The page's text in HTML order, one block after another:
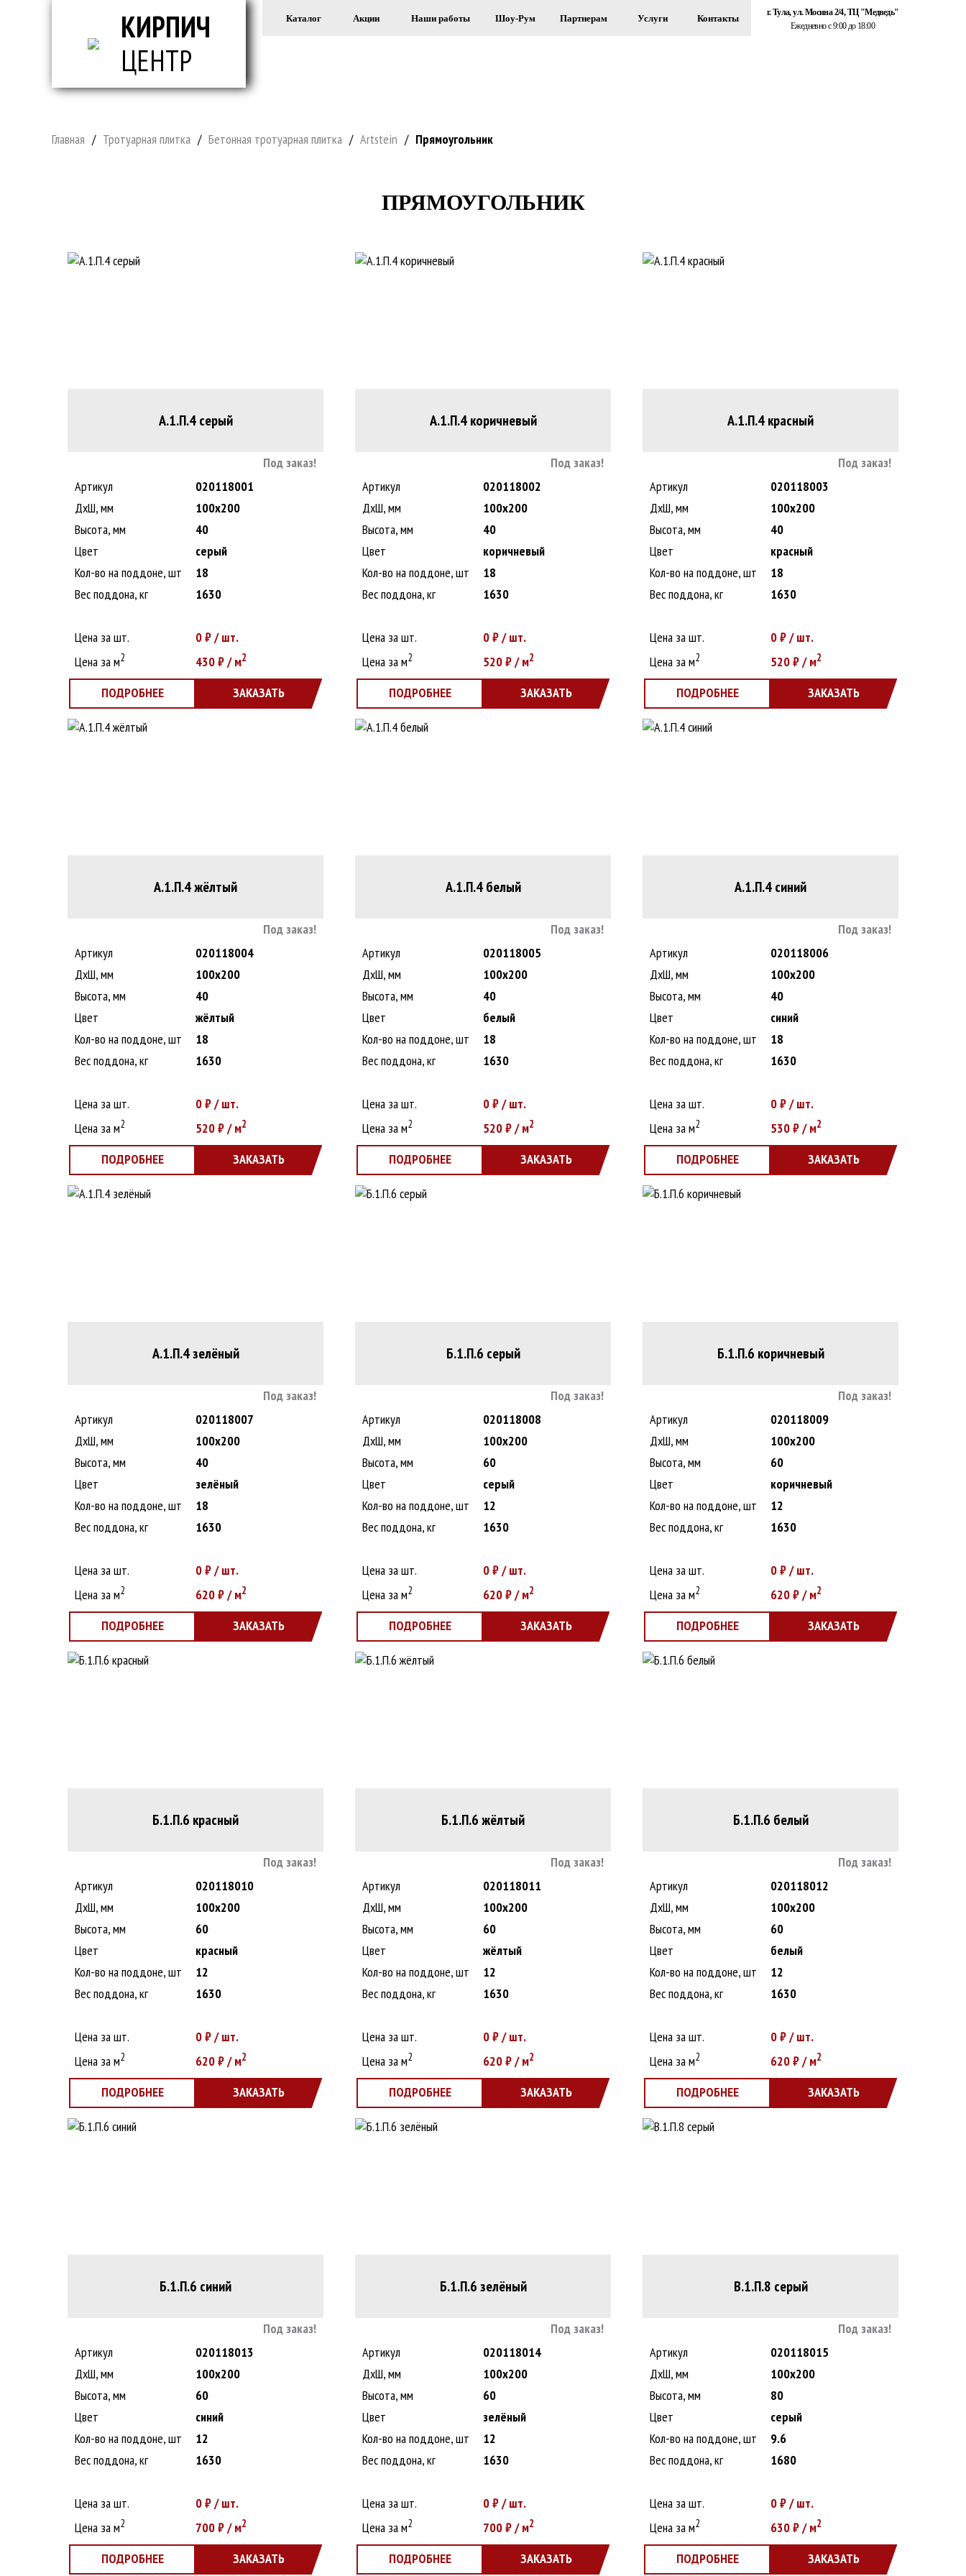
КИРПИЧ
ЦЕНТР
Каталог Акции Наши работы Шоу-Рум Партнерам Услуги Контакты
г. Тула, ул. Мосина 2/4, ТЦ "Медведь"
Ежедневно с 9:00 до 18:00
Главная / Тротуарная плитка / Бетонная тротуарная плитка / Artstein / Прямоугольник
ПРЯМОУГОЛЬНИК
А.1.П.4 серый
Под заказ!
Артикул
020118001
ДxШ, мм
100x200
Высота, мм
40
Цвет
серый
Кол-во на поддоне, шт
18
Вес поддона, кг
1630
Цена за шт. 0₽ / шт.
Цена за м2 430₽ / м2
ПОДРОБНЕЕ ЗАКАЗАТЬ
А.1.П.4 коричневый
Под заказ!
Артикул
020118002
ДxШ, мм
100x200
Высота, мм
40
Цвет
коричневый
Кол-во на поддоне, шт
18
Вес поддона, кг
1630
Цена за шт. 0₽ / шт.
Цена за м2 520₽ / м2
ПОДРОБНЕЕ ЗАКАЗАТЬ
А.1.П.4 красный
Под заказ!
Артикул
020118003
ДxШ, мм
100x200
Высота, мм
40
Цвет
красный
Кол-во на поддоне, шт
18
Вес поддона, кг
1630
Цена за шт. 0₽ / шт.
Цена за м2 520₽ / м2
ПОДРОБНЕЕ ЗАКАЗАТЬ
А.1.П.4 жёлтый
Под заказ!
Артикул
020118004
ДxШ, мм
100x200
Высота, мм
40
Цвет
жёлтый
Кол-во на поддоне, шт
18
Вес поддона, кг
1630
Цена за шт. 0₽ / шт.
Цена за м2 520₽ / м2
ПОДРОБНЕЕ ЗАКАЗАТЬ
А.1.П.4 белый
Под заказ!
Артикул
020118005
ДxШ, мм
100x200
Высота, мм
40
Цвет
белый
Кол-во на поддоне, шт
18
Вес поддона, кг
1630
Цена за шт. 0₽ / шт.
Цена за м2 520₽ / м2
ПОДРОБНЕЕ ЗАКАЗАТЬ
А.1.П.4 синий
Под заказ!
Артикул
020118006
ДxШ, мм
100x200
Высота, мм
40
Цвет
синий
Кол-во на поддоне, шт
18
Вес поддона, кг
1630
Цена за шт. 0₽ / шт.
Цена за м2 530₽ / м2
ПОДРОБНЕЕ ЗАКАЗАТЬ
А.1.П.4 зелёный
Под заказ!
Артикул
020118007
ДxШ, мм
100x200
Высота, мм
40
Цвет
зелёный
Кол-во на поддоне, шт
18
Вес поддона, кг
1630
Цена за шт. 0₽ / шт.
Цена за м2 620₽ / м2
ПОДРОБНЕЕ ЗАКАЗАТЬ
Б.1.П.6 серый
Под заказ!
Артикул
020118008
ДxШ, мм
100x200
Высота, мм
60
Цвет
серый
Кол-во на поддоне, шт
12
Вес поддона, кг
1630
Цена за шт. 0₽ / шт.
Цена за м2 620₽ / м2
ПОДРОБНЕЕ ЗАКАЗАТЬ
Б.1.П.6 коричневый
Под заказ!
Артикул
020118009
ДxШ, мм
100x200
Высота, мм
60
Цвет
коричневый
Кол-во на поддоне, шт
12
Вес поддона, кг
1630
Цена за шт. 0₽ / шт.
Цена за м2 620₽ / м2
ПОДРОБНЕЕ ЗАКАЗАТЬ
Б.1.П.6 красный
Под заказ!
Артикул
020118010
ДxШ, мм
100x200
Высота, мм
60
Цвет
красный
Кол-во на поддоне, шт
12
Вес поддона, кг
1630
Цена за шт. 0₽ / шт.
Цена за м2 620₽ / м2
ПОДРОБНЕЕ ЗАКАЗАТЬ
Б.1.П.6 жёлтый
Под заказ!
Артикул
020118011
ДxШ, мм
100x200
Высота, мм
60
Цвет
жёлтый
Кол-во на поддоне, шт
12
Вес поддона, кг
1630
Цена за шт. 0₽ / шт.
Цена за м2 620₽ / м2
ПОДРОБНЕЕ ЗАКАЗАТЬ
Б.1.П.6 белый
Под заказ!
Артикул
020118012
ДxШ, мм
100x200
Высота, мм
60
Цвет
белый
Кол-во на поддоне, шт
12
Вес поддона, кг
1630
Цена за шт. 0₽ / шт.
Цена за м2 620₽ / м2
ПОДРОБНЕЕ ЗАКАЗАТЬ
Б.1.П.6 синий
Под заказ!
Артикул
020118013
ДxШ, мм
100x200
Высота, мм
60
Цвет
синий
Кол-во на поддоне, шт
12
Вес поддона, кг
1630
Цена за шт. 0₽ / шт.
Цена за м2 700₽ / м2
ПОДРОБНЕЕ ЗАКАЗАТЬ
Б.1.П.6 зелёный
Под заказ!
Артикул
020118014
ДxШ, мм
100x200
Высота, мм
60
Цвет
зелёный
Кол-во на поддоне, шт
12
Вес поддона, кг
1630
Цена за шт. 0₽ / шт.
Цена за м2 700₽ / м2
ПОДРОБНЕЕ ЗАКАЗАТЬ
В.1.П.8 серый
Под заказ!
Артикул
020118015
ДxШ, мм
100x200
Высота, мм
80
Цвет
серый
Кол-во на поддоне, шт
9.6
Вес поддона, кг
1680
Цена за шт. 0₽ / шт.
Цена за м2 630₽ / м2
ПОДРОБНЕЕ ЗАКАЗАТЬ